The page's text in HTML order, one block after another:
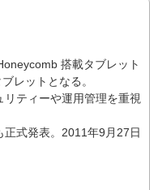
搭載タブレット
レットとなる。
ティーや運用管理を重視
式発表。2011年9月27日